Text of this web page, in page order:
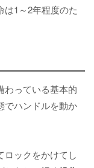
1～2年程度のた
わっている基本的
でハンドルを動か
ロックをかけてし